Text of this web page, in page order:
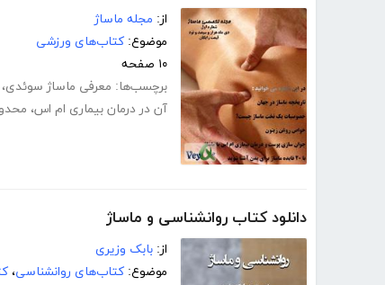
از: مجله ماساژ
موضوع: کتاب‌های ورزشی
۱۰ صفحه
برچسب‌ها: معرفی ماساژ سوئدی،
آن در درمان بیماری ام اس،
دانلود کتاب روانشناسی و ماساژ
از: بابک وزیری
موضوع: کتاب‌های روانشناسی،